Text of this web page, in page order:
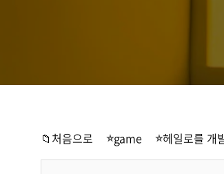
📁처음으로 game 헤일로를 개